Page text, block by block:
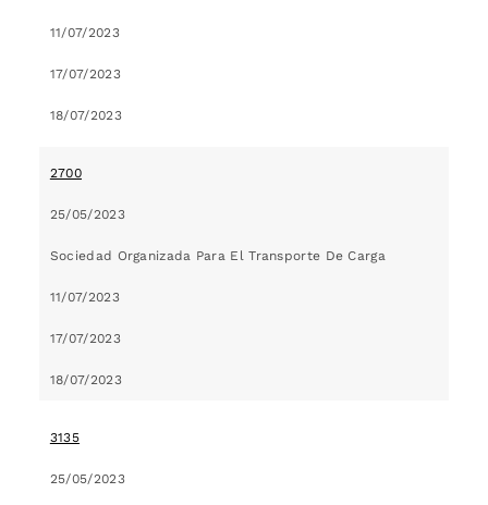
11/07/2023
17/07/2023
18/07/2023
2700
25/05/2023
Sociedad Organizada Para El Transporte De Carga
11/07/2023
17/07/2023
18/07/2023
3135
25/05/2023